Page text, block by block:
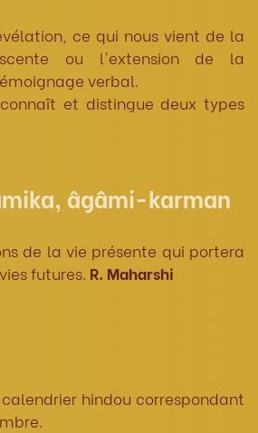
ce qui nous vient de la
ou l'extension de la
verbal.
et distingue deux types
âgâmi-karman
de la vie présente qui portera
futures. R. Maharshi
hindou correspondant